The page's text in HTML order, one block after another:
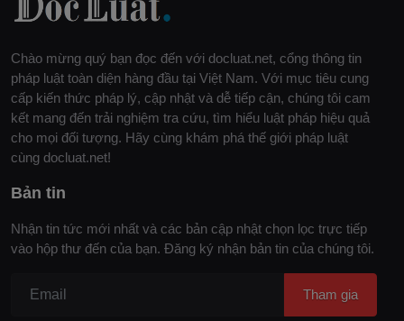
Chào mừng quý bạn đọc đến với docluat.net, cổng thông tin
pháp luật toàn diện hàng đầu tại Việt Nam. Với mục tiêu cung
cấp kiến thức pháp lý, cập nhật và dễ tiếp cận, chúng tôi cam
kết mang đến trải nghiệm tra cứu, tìm hiểu luật pháp hiệu quả
cho mọi đối tượng. Hãy cùng khám phá thế giới pháp luật
cùng docluat.net!
Bản tin
Nhận tin tức mới nhất và các bản cập nhật chọn lọc trực tiếp
vào hộp thư đến của bạn. Đăng ký nhận bản tin của chúng tôi.
Tham gia